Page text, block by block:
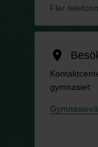
Fler
location_on
gymnasiet: